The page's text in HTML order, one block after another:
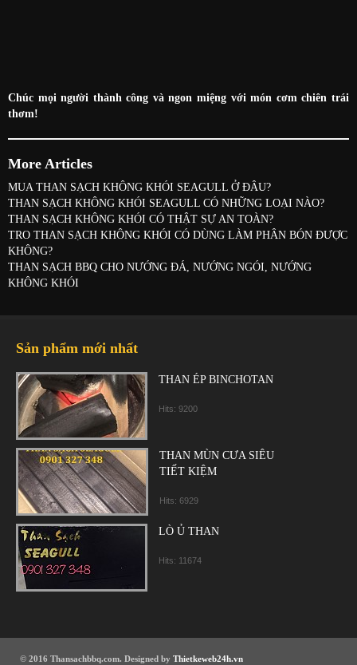
Chúc mọi người thành công và ngon miệng với món cơm chiên trái
thơm!
More Articles
MUA THAN SẠCH KHÔNG KHÓI SEAGULL Ở ĐÂU?
THAN SẠCH KHÔNG KHÓI SEAGULL CÓ NHỮNG LOẠI NÀO?
THAN SẠCH KHÔNG KHÓI CÓ THẬT SỰ AN TOÀN?
TRO THAN SẠCH KHÔNG KHÓI CÓ DÙNG LÀM PHÂN BÓN ĐƯỢC
KHÔNG?
THAN SẠCH BBQ CHO NƯỚNG ĐÁ, NƯỚNG NGÓI, NƯỚNG
KHÔNG KHÓI
Sản phẩm mới nhất
THAN ÉP BINCHOTAN
Hits: 9200
THAN MÙN CƯA SIÊU
TIẾT KIỆM
Hits: 6929
LÒ Ủ THAN
Hits: 11674
© 2016 Thansachbbq.com. Designed by Thietkeweb24h.vn